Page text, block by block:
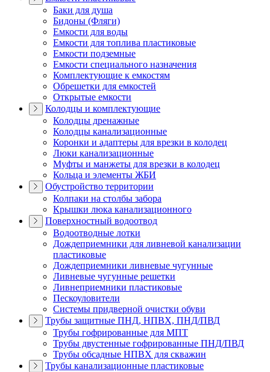
Баки для душа
Бидоны (Фляги)
Емкости для воды
Емкости для топлива пластиковые
Емкости подземные
Емкости специального назначения
Комплектующие к емкостям
Обрешетки для емкостей
Открытые емкости
Колодцы и комплектующие
Колодцы дренажные
Колодцы канализационные
Коронки и адаптеры для врезки в колодец
Люки канализационные
Муфты и манжеты для врезки в колодец
Кольца и элементы ЖБИ
Обустройство территории
Колпаки на столбы забора
Крышки люка канализационного
Поверхностный водоотвод
Водоотводные лотки
Дождеприемники для ливневой канализации
пластиковые
Дождеприемники ливневые чугунные
Ливневые чугунные решетки
Ливнеприемники пластиковые
Пескоуловители
Системы придверной очистки обуви
Трубы защитные ПНД, НПВХ, ПНД/ПВД
Трубы гофрированные для МПТ
Трубы двустенные гофрированные ПНД/ПВД
Трубы обсадные НПВХ для скважин
Трубы канализационные пластиковые